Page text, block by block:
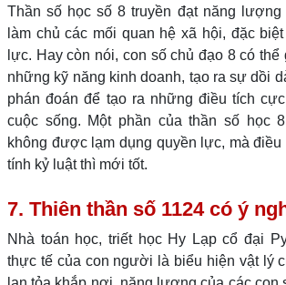
Thần số học số 8 truyền đạt năng lượng
làm chủ các mối quan hệ xã hội, đặc
lực. Hay còn nói, con số chủ đạo 8 có thể
những kỹ năng kinh doanh, tạo ra sự dồi
phán đoán để tạo ra những điều tích
cuộc sống. Một phần của thần số học
không được lạm dụng quyền lực, mà
tính kỷ luật thì mới tốt.
7. Thiên thần số 1124 có ý
Nhà toán học, triết học Hy Lạp cổ đại
thực tế của con người là biểu hiện vật lý